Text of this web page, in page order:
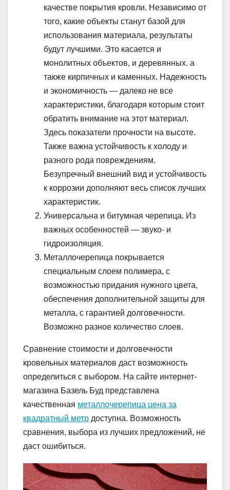
качестве покрытия кровли. Независимо от
того, какие объекты станут базой для
использования материала, результаты
будут лучшими. Это касается и
монолитных объектов, и деревянных. а
также кирпичных и каменных. Надежность
и экономичность — далеко не все
характеристики, благодаря которым стоит
обратить внимание на этот материал.
Здесь показатели прочности на высоте.
Также важна устойчивость к холоду и
разного рода повреждениям.
Безупречный внешний вид и устойчивость
к коррозии дополняют весь список лучших
характеристик.
Универсальна и битумная черепица. Из
важных особенностей — звуко- и
гидроизоляция.
Металлочерепица покрывается
специальным слоем полимера, с
возможностью придания нужного цвета,
обеспечения дополнительной защиты для
металла, с гарантией долговечности.
Возможно разное количество слоев.
Сравнение стоимости и долговечности
кровельных материалов даст возможность
определиться с выбором. На сайте интернет-
магазина Базель Буд представлена
качественная металлочерепица цена за
квадратный метр доступна. Возможность
сравнения, выбора из лучших предложений, не
даст ошибиться.